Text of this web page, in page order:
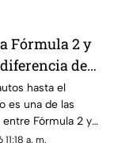
Fórmula 2 y
de
es lo que
sobre el
de
hasta el
es una de las
Fórmula 2 y
contamos más
a. m.